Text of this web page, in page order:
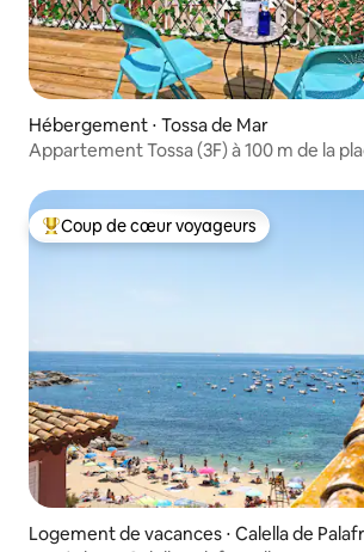
Hébergement ⋅ Tossa de Mar
Appartement Tossa (3F) à 100 m de la
Coups de cœur voyageurs les plus
Coup de cœur voyageurs
Logement de vacances ⋅ Calella de